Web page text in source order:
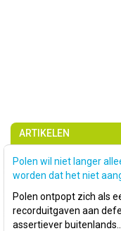
ARTIKELEN
Polen wil niet langer
worden dat het niet
Polen ontpopt zich als
recorduitgaven aan
assertiever buitenlands..